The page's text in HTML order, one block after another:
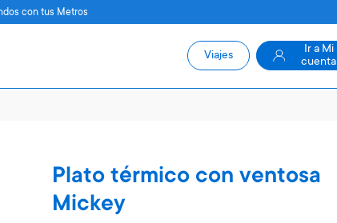
Plato térmico con ventosa
Mickey
con tus Metros
Viajes
Ir a Mi
cuenta